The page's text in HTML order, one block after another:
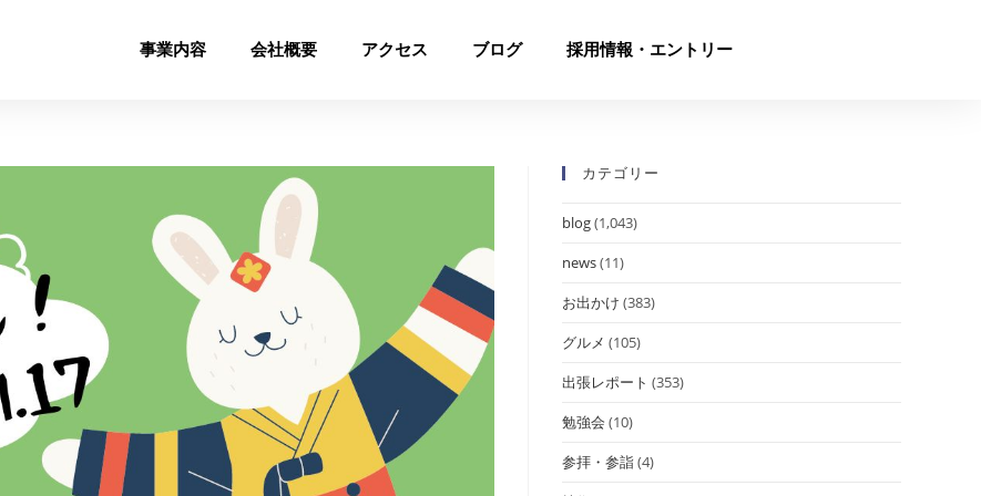
事業内容 会社概要 アクセス ブログ 採用情報・エントリー
カテゴリー
blog(1,043)
news(11)
お出かけ (383)
グルメ (105)
出張レポート (353)
勉強会 (10)
参拝・参詣(4)